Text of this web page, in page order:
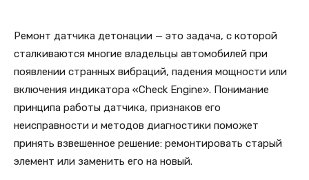
Ремонт датчика детонации — это задача, с которой
сталкиваются многие владельцы автомобилей при
появлении странных вибраций, падения мощности или
включения индикатора «Check Engine». Понимание
принципа работы датчика, признаков его
неисправности и методов диагностики поможет
принять взвешенное решение: ремонтировать старый
элемент или заменить его на новый.